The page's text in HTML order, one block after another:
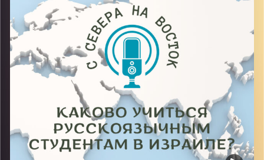
Image Credits:AudioVersity